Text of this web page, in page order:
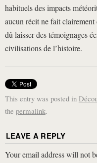
habituels des impacts
aucun récit ne fait clairement
dû laisser des témoignages
civilisations de l’histoire.
This entry was posted in
the permalink.
LEAVE A REPLY
Your email address will not